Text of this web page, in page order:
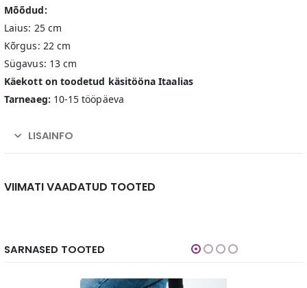
Mõõdud:
Laius: 25 cm
Kõrgus: 22 cm
Sügavus: 13 cm
Käekott on toodetud käsitööna Itaalias
Tarneaeg: 10-15 tööpäeva
LISAINFO
VIIMATI VAADATUD TOOTED
SARNASED TOOTED